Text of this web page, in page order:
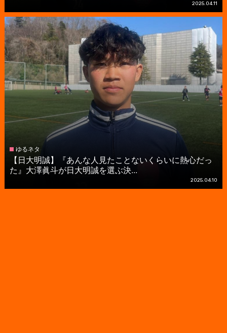
2025.04.11
ゆるネタ
【日大明誠】『あんな人見たことないくらいに熱心だっ
た』大澤眞斗が日大明誠を選ぶ決...
2025.04.10